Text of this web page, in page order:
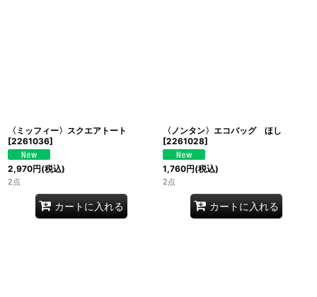
〈ミッフィー〉スクエアトート
[2261036]
2,970円(税込)
2点
カートに入れる
〈ノンタン〉エコバッグ ほし
[2261028]
1,760円(税込)
2点
カートに入れる